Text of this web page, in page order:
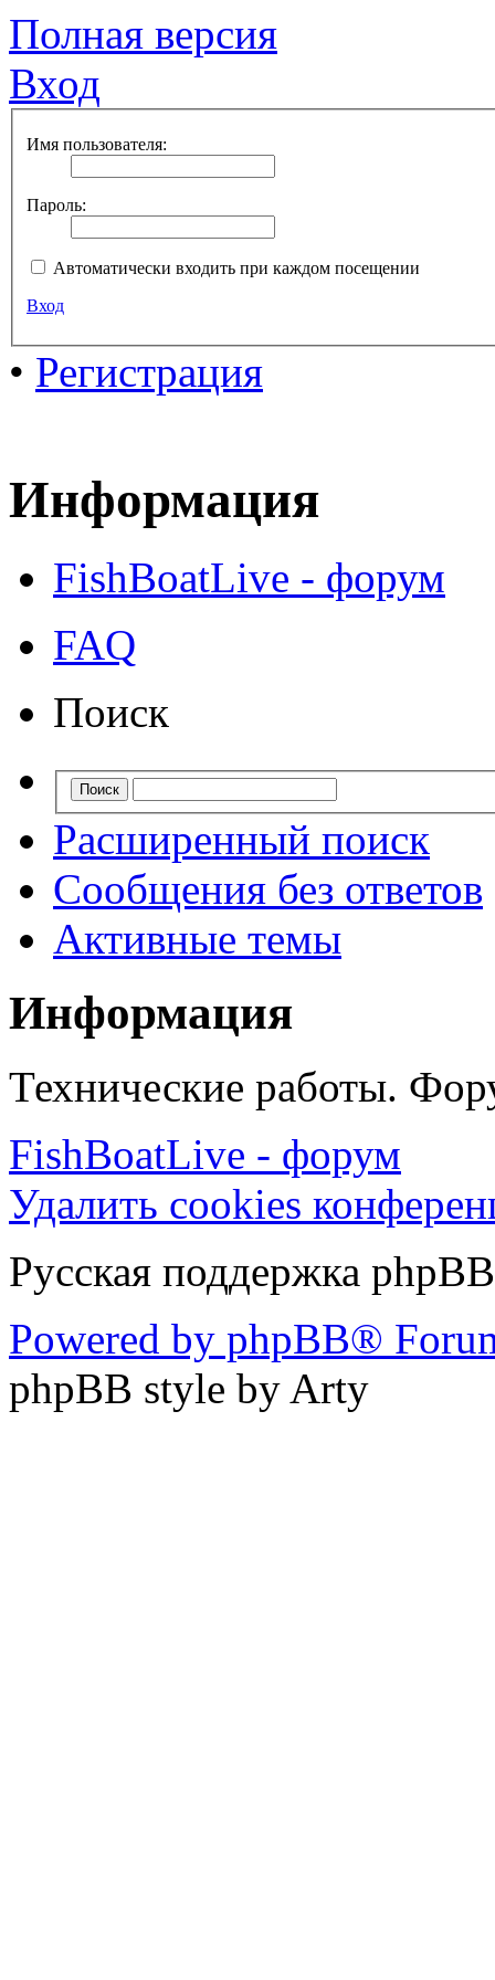
Полная версия
Вход
Имя пользователя:
Пароль:
Автоматически входить при каждом посещении
Вход
• Регистрация
Информация
FishBoatLive - форум
FAQ
Поиск
Расширенный поиск
Сообщения без ответов
Активные темы
Информация
Технические работы.
FishBoatLive - форум
Удалить cookies
Русская поддержка phpBB
Powered by phpBB®
phpBB style by Arty